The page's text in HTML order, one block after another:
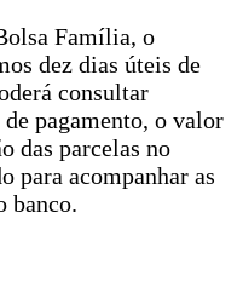
Família, o
dez dias úteis de
consultar
pagamento, o valor
das parcelas no
para acompanhar as
banco.